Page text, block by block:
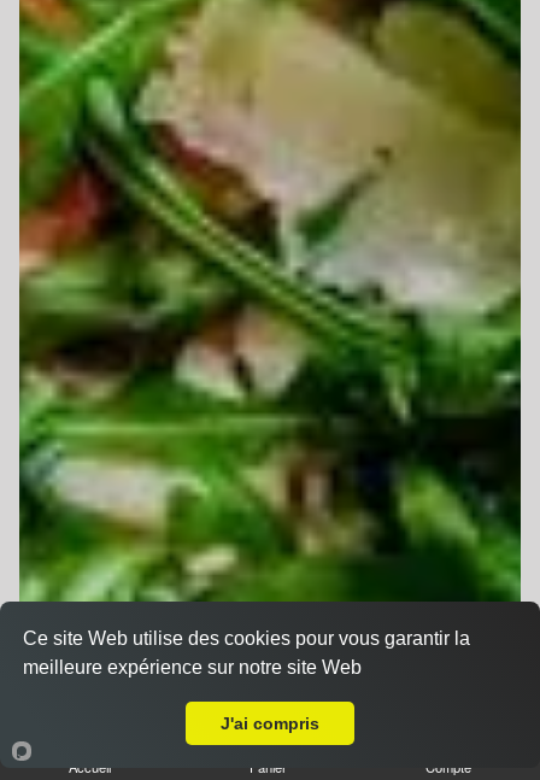
Accueil Panier Compte
Ce site Web utilise des cookies pour vous garantir la
meilleure expérience sur notre site Web
J'ai compris